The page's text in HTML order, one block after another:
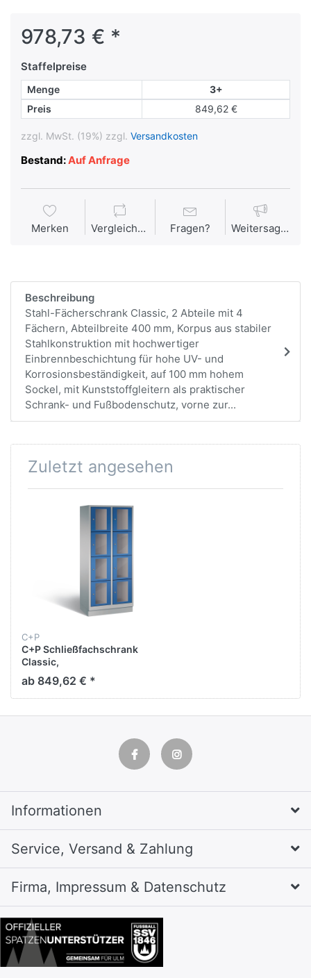
978,73 € *
Staffelpreise
Menge
3+
Preis
849,62 €
zzgl. MwSt. (19%) zzgl. Versandkosten
Bestand:Auf Anfrage
Merken Vergleichen Fragen? Weitersagen
Beschreibung
Stahl-Fächerschrank Classic, 2 Abteile mit 4
Fächern, Abteilbreite 400 mm, Korpus aus stabiler
Stahlkonstruktion mit hochwertiger
Einbrennbeschichtung für hohe UV- und
Korrosionsbeständigkeit, auf 100 mm hohem
Sockel, mit Kunststoffgleitern als praktischer
Schrank- und Fußbodenschutz, vorne zur...
Zuletzt angesehen
C+P
C+P Schließfachschrank
Classic,
H1800xB810xT500mm
ab 849,62 € *
Informationen
Service, Versand & Zahlung
Firma, Impressum & Datenschutz